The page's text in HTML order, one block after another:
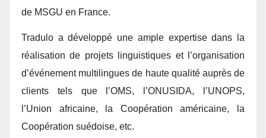
de MSGU en France.
Tradulo a développé une ample expertise dans la
réalisation de projets linguistiques et l’organisation
d’événement multilingues de haute qualité auprès de
clients tels que l’OMS, l’ONUSIDA, l’UNOPS,
l’Union africaine, la Coopération américaine, la
Coopération suédoise, etc.